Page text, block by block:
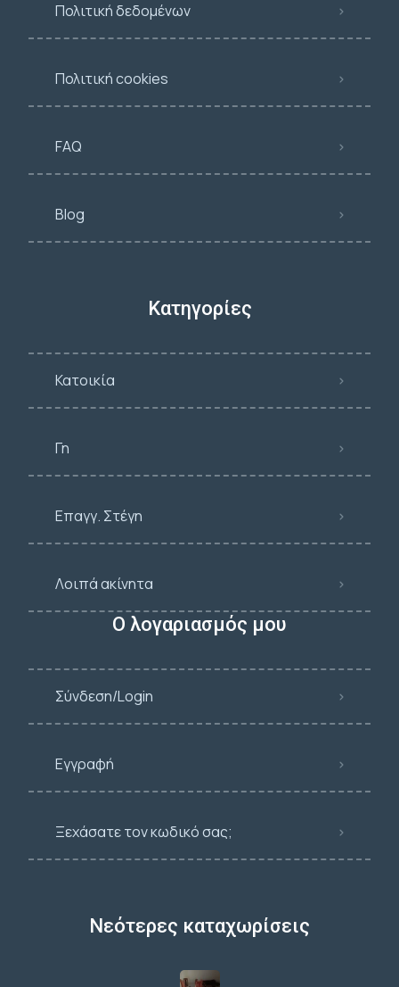
Πολιτική δεδομένων
Πολιτική cookies
FAQ
Blog
Κατηγορίες
Κατοικία
Γη
Επαγγ. Στέγη
Λοιπά ακίνητα
Ο λογαριασμός μου
Σύνδεση/Login
Εγγραφή
Ξεχάσατε τον κωδικό σας;
Νεότερες καταχωρίσεις